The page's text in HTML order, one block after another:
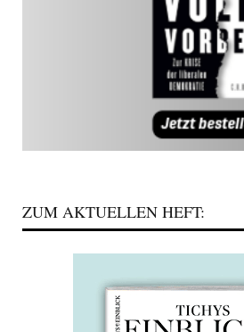
ZUM AKTUELLEN HEFT: